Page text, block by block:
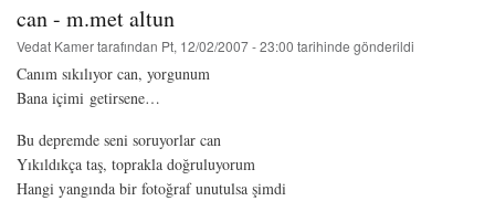
can - m.met altun
Vedat Kamertarafından Pt, 12/02/2007 - 23:00 tarihinde gönderildi
Canım sıkılıyor can, yorgunum
Bana içimi getirsene…
Bu depremde seni soruyorlar can
Yıkıldıkça taş, toprakla doğruluyorum
Hangi yangında bir fotoğraf unutulsa şimdi